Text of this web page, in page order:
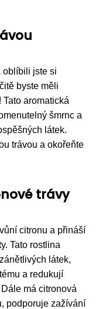
oblíbili jste si
byste měli
aromatická
šmrnc a
látek.
trávou a okořeňte
trávy
citronu a přináší
Tato rostlina
látek,
a redukují
má citronová
podporuje zažívání